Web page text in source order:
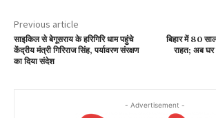
Previous article
साइकिल से बेगूसराय के हरिगिरि धाम पहुंचे
केंद्रीय मंत्री गिरिराज सिंह, पर्यावरण संरक्षण
का दिया संदेश
बिहार में 80
राहत; अब घर
- Advertisement -